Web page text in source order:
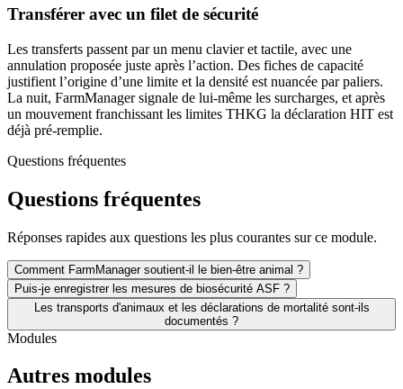
Transférer avec un filet de sécurité
Les transferts passent par un menu clavier et tactile, avec une
annulation proposée juste après l’action. Des fiches de capacité
justifient l’origine d’une limite et la densité est nuancée par paliers.
La nuit, FarmManager signale de lui-même les surcharges, et après
un mouvement franchissant les limites THKG la déclaration HIT est
déjà pré-remplie.
Questions fréquentes
Questions fréquentes
Réponses rapides aux questions les plus courantes sur ce module.
Comment FarmManager soutient-il le bien-être animal ?
Puis-je enregistrer les mesures de biosécurité ASF ?
Les transports d'animaux et les déclarations de mortalité sont-ils
documentés ?
Modules
Autres modules